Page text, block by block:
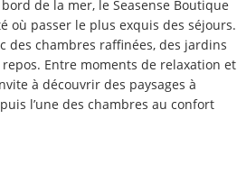
de la mer, le Seasense Boutique
passer le plus exquis des séjours.
des chambres raffinées, des jardins
Entre moments de relaxation et
à découvrir des paysages à
l’une des chambres au confort